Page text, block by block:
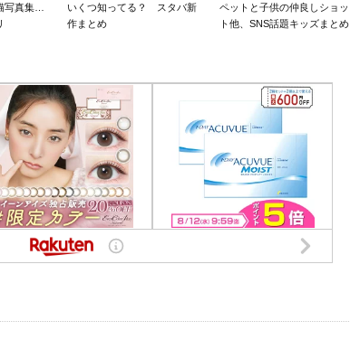
写真集…
いくつ知ってる？ スタバ新
作まとめ
ペットと子供の仲良しショッ
ト他、SNS話題キッズまとめ